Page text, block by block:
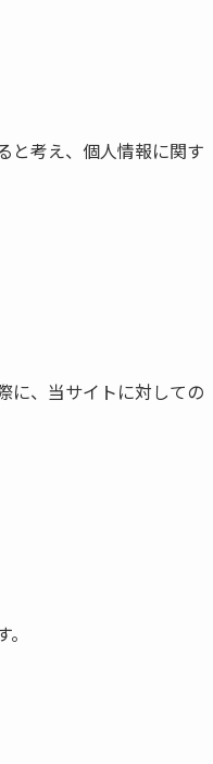
と考え、個人情報に関す
に、当サイトに対しての